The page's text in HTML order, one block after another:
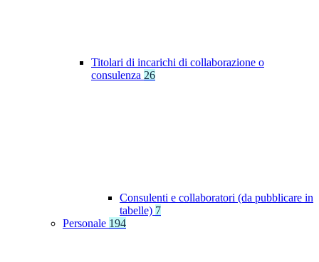
Titolari di incarichi di collaborazione o
consulenza 26
Consulenti e collaboratori (da pubblicare in
tabelle) 7
Personale 194